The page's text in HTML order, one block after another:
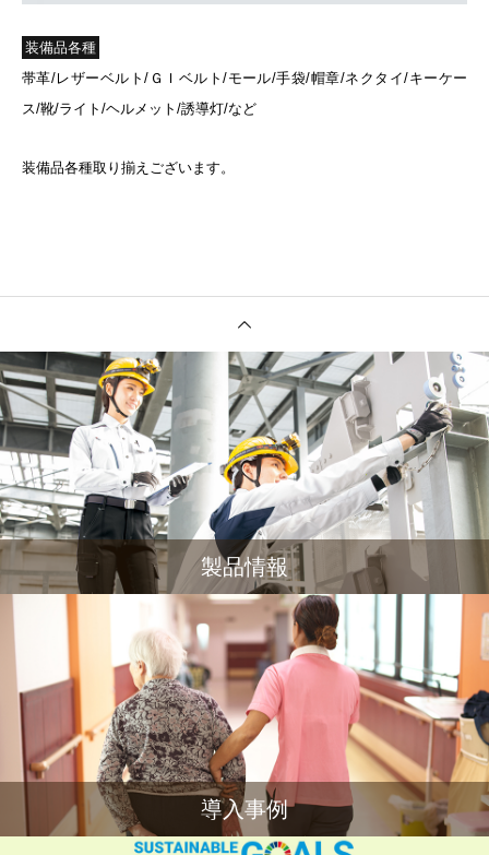
装備品各種
帯革/レザーベルト/ＧＩベルト/モール/手袋/帽章/ネクタイ/キーケー
ス/靴/ライト/ヘルメット/誘導灯/など
装備品各種取り揃えございます。
製品情報
導入事例